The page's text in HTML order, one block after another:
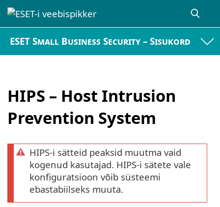
ESET Small Business Security – Sisukord
HIPS – Host Intrusion
Prevention System
HIPS-i sätteid peaksid muutma vaid
kogenud kasutajad. HIPS-i sätete vale
konfiguratsioon võib süsteemi
ebastabiilseks muuta.